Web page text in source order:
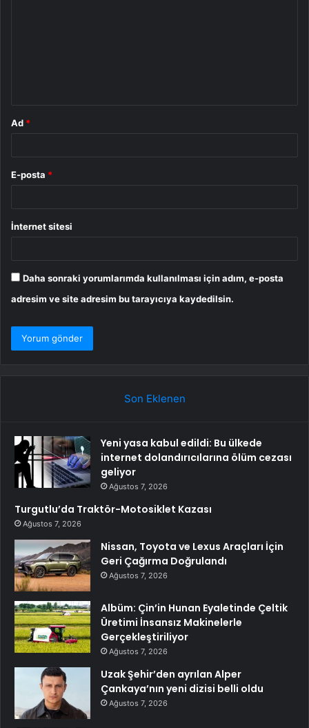
Ad *
E-posta *
İnternet sitesi
Daha sonraki yorumlarımda kullanılması için adım, e-posta
adresim ve site adresim bu tarayıcıya kaydedilsin.
Son Eklenen
Yeni yasa kabul edildi: Bu ülkede
internet dolandırıcılarına ölüm cezası
geliyor
Ağustos 7, 2026
Turgutlu’da Traktör-Motosiklet Kazası
Ağustos 7, 2026
Nissan, Toyota ve Lexus Araçları İçin
Geri Çağırma Doğrulandı
Ağustos 7, 2026
Albüm: Çin’in Hunan Eyaletinde Çeltik
Üretimi İnsansız Makinelerle
Gerçekleştiriliyor
Ağustos 7, 2026
Uzak Şehir’den ayrılan Alper
Çankaya’nın yeni dizisi belli oldu
Ağustos 7, 2026